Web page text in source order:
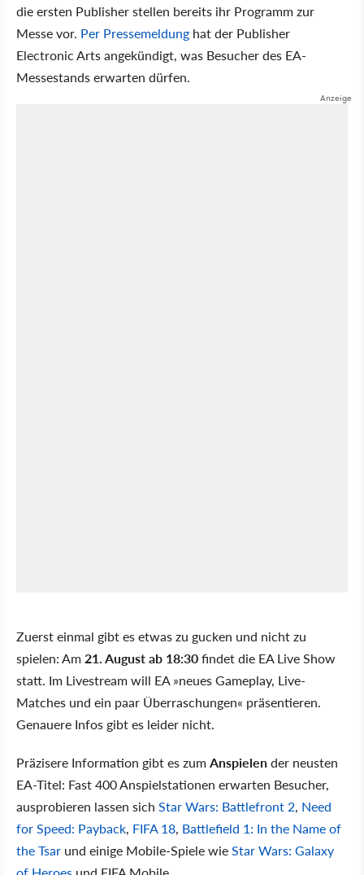
die ersten Publisher stellen bereits ihr Programm zur
Messe vor. Per Pressemeldung hat der Publisher
Electronic Arts angekündigt, was Besucher des EA-
Messestands erwarten dürfen.
Zuerst einmal gibt es etwas zu gucken und nicht zu
spielen: Am 21. August ab 18:30findet die EA Live Show
statt. Im Livestream will EA »neues Gameplay, Live-
Matches und ein paar Überraschungen« präsentieren.
Genauere Infos gibt es leider nicht.
Präzisere Information gibt es zumAnspielender neusten
EA-Titel: Fast 400 Anspielstationen erwarten Besucher,
ausprobieren lassen sich Star Wars: Battlefront 2, Need
for Speed: Payback, FIFA 18, Battlefield 1: In the Name of
the Tsar und einige Mobile-Spiele wieStar Wars: Galaxy